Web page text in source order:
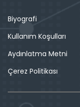
Biyografi
Kullanım Koşulları
Aydınlatma Metni
Çerez Politikası